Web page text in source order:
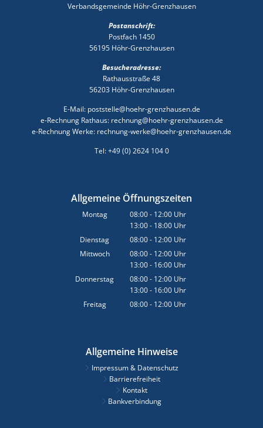
Verbandsgemeinde Höhr-Grenzhausen
Postanschrift:
Postfach 1450
56195 Höhr-Grenzhausen
Besucheradresse:
Rathausstraße 48
56203 Höhr-Grenzhausen
E-Mail: poststelle@hoehr-grenzhausen.de
e-Rechnung Rathaus: rechnung@hoehr-grenzhausen.de
e-Rechnung Werke: rechnung-werke@hoehr-grenzhausen.de
Tel: +49 (0) 2624 104 0
Allgemeine Öffnungszeiten
Montag 08:00- 12:00 Uhr
Von 08:00 bis 12:00 Uhr
13:00- 18:00 Uhr
Von 13:00 bis 18:00 Uhr
Dienstag 08:00- 12:00 Uhr
Von 08:00 bis 12:00 Uhr
Mittwoch 08:00- 12:00 Uhr
Von 08:00 bis 12:00 Uhr
13:00- 16:00 Uhr
Von 13:00 bis 16:00 Uhr
Donnerstag 08:00- 12:00 Uhr
Von 08:00 bis 12:00 Uhr
13:00- 16:00 Uhr
Von 13:00 bis 16:00 Uhr
Freitag 08:00- 12:00 Uhr
Allgemeine Hinweise
Impressum & Datenschutz
Barrierefreiheit
Kontakt
Bankverbindung